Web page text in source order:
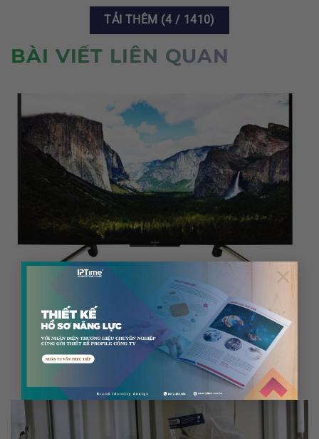
×
TẢI THÊM (4/ 1410)
BÀI VIẾT LIÊN QUAN
Top 5 TV dưới 15 triệu đang giảm mạnh đón mùa World
27 Tháng 5, 2018
Thị trường TV bắt đầu sôi động trở lại. Chỉ còn hơn 2 tuần nữa, World
Cup 2018...